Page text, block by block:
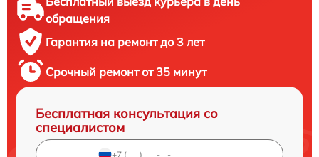
обращения
Гарантия на ремонт до 3 лет
Срочный ремонт от 35 минут
Бесплатная консультация со
специалистом